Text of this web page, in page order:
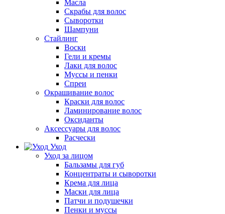
Масла
Скрабы для волос
Сыворотки
Шампуни
Стайлинг
Воски
Гели и кремы
Лаки для волос
Муссы и пенки
Спреи
Окрашивание волос
Краски для волос
Ламинирование волос
Оксиданты
Аксессуары для волос
Расчески
Уход
Уход за лицом
Бальзамы для губ
Концентраты и сыворотки
Крема для лица
Маски для лица
Патчи и подушечки
Пенки и муссы